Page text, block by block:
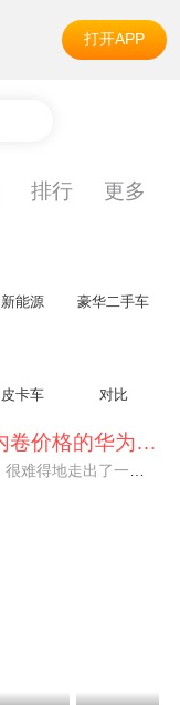
打开APP
排行 更多
新能源 豪华二手车
皮卡车 对比
不要伤了余承东的心！不内卷价格的华为，弥足珍贵！